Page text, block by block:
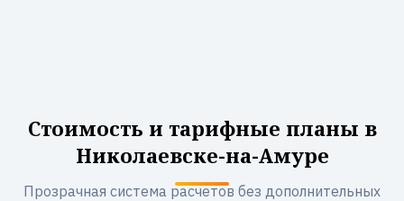
Стоимость и тарифные планы в
Николаевске-на-Амуре
Прозрачная система расчетов без дополнительных